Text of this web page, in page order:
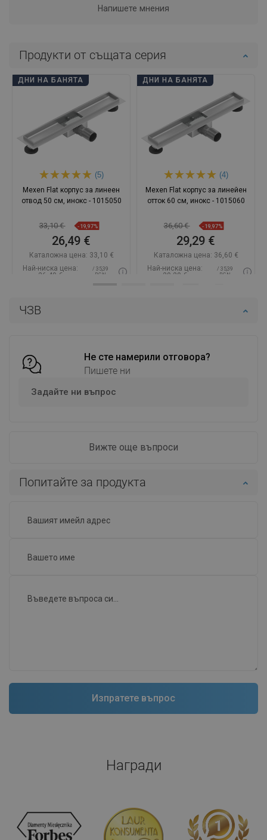
ЧЗВ
Не сте намерили отговора?
Пишете ни
Задайте ни въпрос
Вижте още въпроси
Напишете мнения
Попитайте за продукта
Продукти от същата серия
ДНИ НА БАНЯТА
(5)
Mexen Flat корпус за линеен
отвод 50 см, инокс - 1015050
33,10 € -19,97%
26,49 €
Каталожна цена: 33,10 €
Най-ниска цена:
26,49 €
/ 35,39
BGN
Добави в количката
ДНИ НА БАНЯТА
(4)
Mexen Flat корпус за линейен
отток 60 см, инокс - 1015060
36,60 € -19,97%
29,29 €
Каталожна цена: 36,60 €
Най-ниска цена:
29,29 €
/ 35,39
BGN
Добави в количката
Награди